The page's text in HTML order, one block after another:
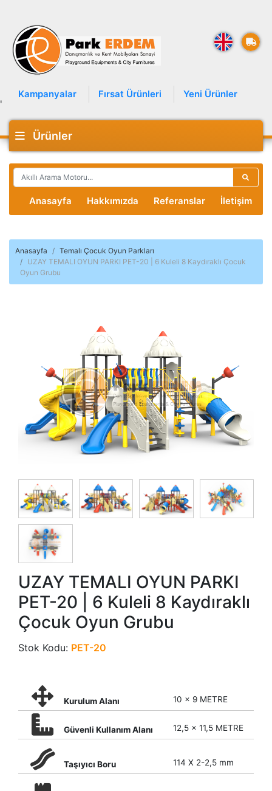
Kampanyalar Fırsat Ürünleri Yeni Ürünler
'
Ürünler
Anasayfa Hakkımızda Referanslar İletişim
Anasayfa
Temalı Çocuk Oyun Parkları
UZAY TEMALI OYUN PARKI PET-20 | 6 Kuleli 8 Kaydıraklı Çocuk
Oyun Grubu
UZAY TEMALI OYUN PARKI
PET-20 | 6 Kuleli 8 Kaydıraklı
Çocuk Oyun Grubu
Stok Kodu: PET-20
Kurulum Alanı 10 x 9 METRE
Güvenli Kullanım Alanı 12,5 x 11,5 METRE
Taşıyıcı Boru 114 X 2-2,5 mm